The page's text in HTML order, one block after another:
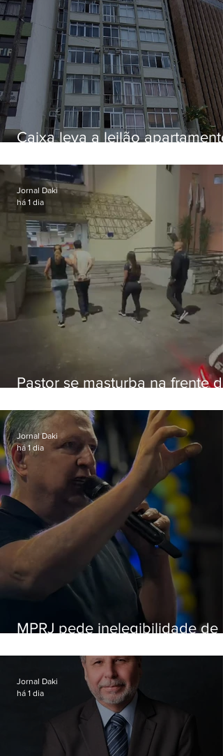
Caixa leva a leilão apartamento
Botafogo
Pastor se masturba na frente de
Jornal Daki
há 1 dia
MPRJ pede inelegibilidade de
Jornal Daki
há 1 dia
Jornal Daki
há 1 dia